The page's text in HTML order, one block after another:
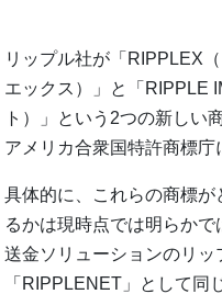
リップル社が「RIPPLEX
エックス）」と「RIPPLE
ト）」という2つの新しい
アメリカ合衆国特許商標庁
具体的に、これらの商標
るかは現時点では明らか
送金ソリューションのリッ
「RIPPLENET」として同